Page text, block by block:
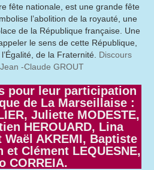
fête nationale, est une grande fête
l’abolition de la royauté, une
de la République française. Une
le sens de cette République,
de la Fraternité. Discours
-Claude GROUT
pour leur participation
de La Marseillaise :
Juliette MODESTE,
HEROUARD, Lina
Waël AKREMI, Baptiste
et Clément LEQUESNE,
CORREIA.